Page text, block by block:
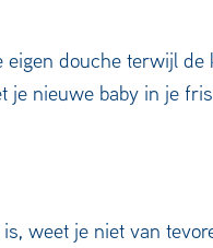
douche terwijl
je nieuwe baby in je
weet je niet van